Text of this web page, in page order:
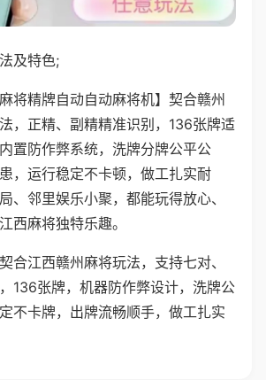
及特色;
麻将精牌自动自动麻将机】契合赣州
，正精、副精精准识别，136张牌适
置防作弊系统，洗牌分牌公平公
，运行稳定不卡顿，做工扎实耐
、邻里娱乐小聚，都能玩得放心、
西麻将独特乐趣。
合江西赣州麻将玩法，支持七对、
136张牌，机器防作弊设计，洗牌公
不卡牌，出牌流畅顺手，做工扎实